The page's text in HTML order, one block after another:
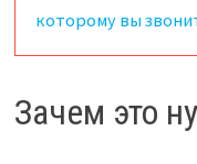
которому вы
Зачем это